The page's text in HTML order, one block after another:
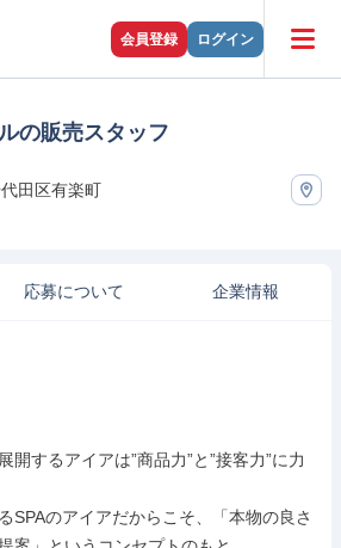
会員登録 ログイン
の販売スタッフ
田区有楽町
応募について 企業情報
開するアイアは”商品力”と”接客力”に力
SPAのアイアだからこそ、「本物の良さ